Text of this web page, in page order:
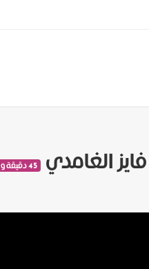
الغامدي 45 دقيقة و 38 ثانية